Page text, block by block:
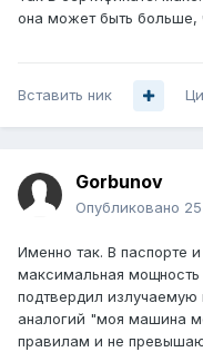
она может быть
Вставить ник
Gorbunov
Опубликовано
Именно так. В паспорте
максимальная
подтвердил
аналогий "моя машина
правилам и не